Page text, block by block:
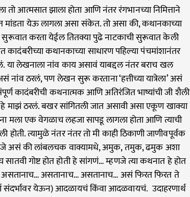
तो आत्मसात झाला होता आणि नंतर रंगभानच्या निमित्ताने
मांडता येऊ लागला असा संकेत. तो असा की, कथानकाच्या
सुरूवात करता येईल तितक्या पुढे नाटकाची सुरूवात केली
कादंबरीच्या कथानकाच्या साधारण पहिल्या पंचमांशानंतर
या लेखनाला नांव काय असावं याबद्दल नंतर बराच खल
ठरलं, पण लेखन सुरू करताना ‘हत्तीच्या यात्रेला’ असं
कादंबरीची कथनात्मक आणि अतिरंजित भाष्यांची जी शैली
माझं ठरलं. बखर सांगितली जात असावी असा एकूण खाक्या
मला एक वेगळाच लहजा सापडू लागला होता आणि त्याची
त्यामुळे नंतर नंतर तो मी काही ठिकाणी जाणीवपूर्वक
असं की लांबलचक वाक्यामधे, अमुक, तमुक, ढमुक अशा
सातवी गोष्ट होत होती हे सांगणं… म्हणजे त्या कथनात हे होत
असतानाच… असतानाच… असतानाच… असं फिरत फिरत ते
संदर्भावर येऊन) आदळायचं किंवा आदळवायचं. उदाहरणार्थ